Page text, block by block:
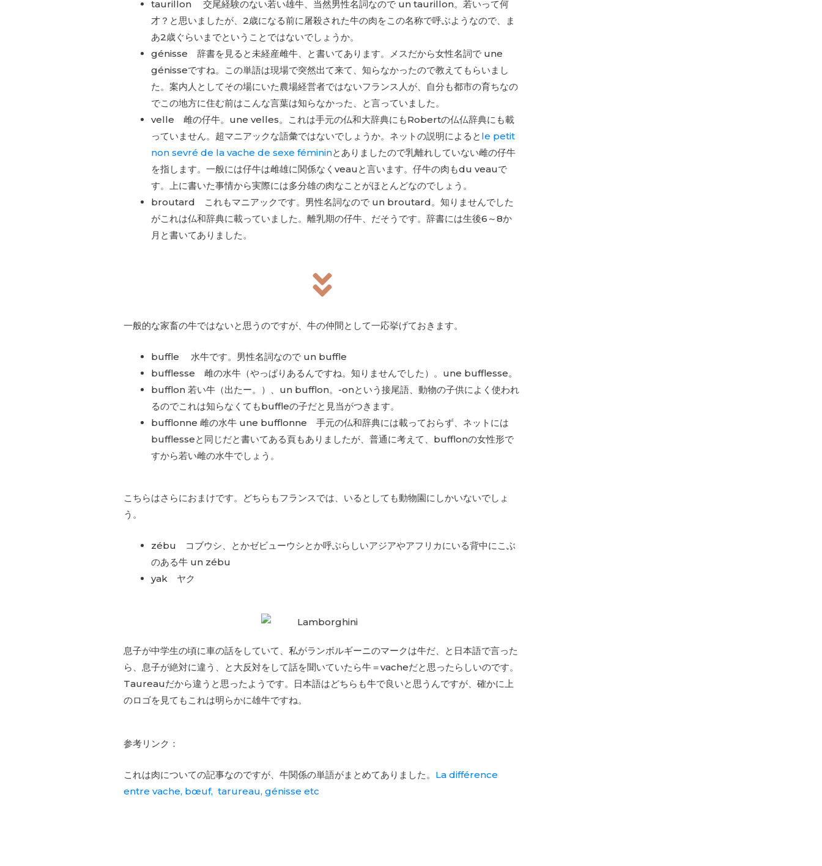
taurillon 交尾経験のない若い雄牛、当然男性名詞なので un taurillon。若いって何
才？と思いましたが、2歳になる前に屠殺された牛の肉をこの名称で呼ぶようなので、ま
あ2歳ぐらいまでということではないでしょうか。
génisse 辞書を見ると未経産雌牛、と書いてあります。メスだから女性名詞で une
génisseですね。この単語は現場で突然出て来て、知らなかったので教えてもらいまし
た。案内人としてその場にいた農場経営者ではないフランス人が、自分も都市の育ちなの
でこの地方に住む前はこんな言葉は知らなかった、と言っていました。
velle 雌の仔牛。une velles。これは手元の仏和大辞典にもRobertの仏仏辞典にも載
っていません。超マニアックな語彙ではないでしょうか。ネットの説明によると le petit
non sevré de la vache de sexe fémininとありましたので乳離れしていない雌の仔牛
を指します。一般には仔牛は雌雄に関係なくveauと言います。仔牛の肉もdu veauで
す。上に書いた事情から実際には多分雄の肉なことがほとんどなのでしょう。
broutard これもマニアックです。男性名詞なので un broutard。知りませんでした
がこれは仏和辞典に載っていました。離乳期の仔牛、だそうです。辞書には生後6～8か
月と書いてありました。
一般的な家畜の牛ではないと思うのですが、牛の仲間として一応挙げておきます。
buffle 水牛です。男性名詞なので un buffle
bufflesse 雌の水牛（やっぱりあるんですね。知りませんでした）。une bufflesse。
bufflon 若い牛（出たー。）、un bufflon。-onという接尾語、動物の子供によく使われ
るのでこれは知らなくてもbuffleの子だと見当がつきます。
bufflonne 雌の水牛 une bufflonne 手元の仏和辞典には載っておらず、ネットには
bufflesseと同じだと書いてある頁もありましたが、普通に考えて、bufflonの女性形で
すから若い雌の水牛でしょう。
こちらはさらにおまけです。どちらもフランスでは、いるとしても動物園にしかいないでしょ
う。
zébu コブウシ、とかゼビューウシとか呼ぶらしいアジアやアフリカにいる背中にこぶ
のある牛 un zébu
yak ヤク
息子が中学生の頃に車の話をしていて、私がランボルギーニのマークは牛だ、と日本語で言った
ら、息子が絶対に違う、と大反対をして話を聞いていたら牛＝vacheだと思ったらしいのです。
Taureauだから違うと思ったようです。日本語はどちらも牛で良いと思うんですが、確かに上
のロゴを見てもこれは明らかに雄牛ですね。
参考リンク：
これは肉についての記事なのですが、牛関係の単語がまとめてありました。 La différence
entre vache, bœuf, tarureau, génisse etc